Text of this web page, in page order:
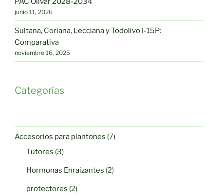
junio 11, 2026
Sultana, Coriana, Lecciana y Todolivo I-15P:
Comparativa
noviembre 16, 2025
Categorías
Accesorios para plantones 77
Tutores 33
Hormonas Enraizantes 22
protectores 22